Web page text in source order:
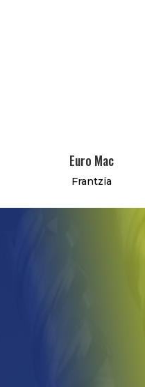
Euro Mac
Frantzia